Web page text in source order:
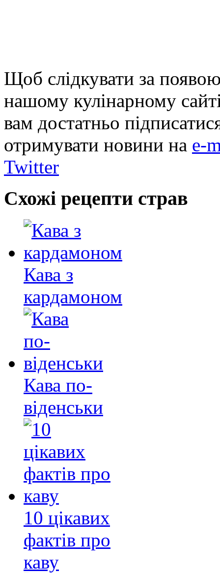
Щоб слідкувати за
нашому кулінарному
вам достатньо
отримувати новини на e-
Twitter
Схожі рецепти страв
Кава з
кардамоном
Кава по-
віденськи
10 цікавих
фактів про
каву